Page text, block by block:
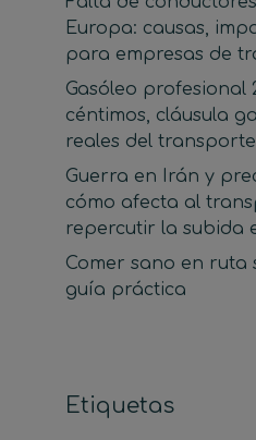
Europa: causas,
para empresas de
Gasóleo profesional
céntimos, cláusula
reales del transporte
Guerra en Irán y
cómo afecta al
repercutir la subida
Comer sano en ruta
guía práctica
Etiquetas